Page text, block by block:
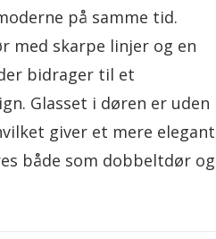
på samme tid.
med skarpe linjer og en
bidrager til et
Glasset i døren er uden
giver et mere elegant
både som dobbeltdør og